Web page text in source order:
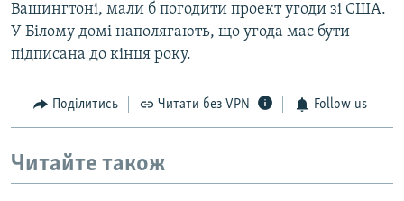
Вашингтоні, мали б погодити проект угоди зі США.
У Білому домі наполягають, що угода має бути
підписана до кінця року.
Поділитись Читати без VPN Follow us
Читайте також